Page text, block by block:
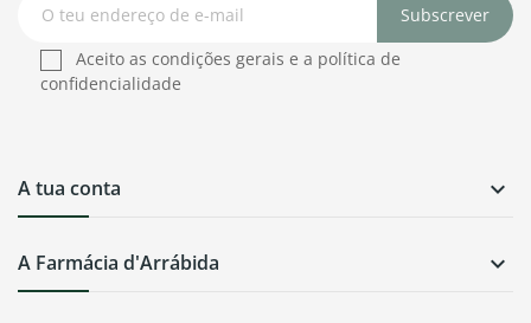
A Farmácia d'Arrábida 
A tua conta 
Subscrever
Aceito as condições gerais e a política de
confidencialidade